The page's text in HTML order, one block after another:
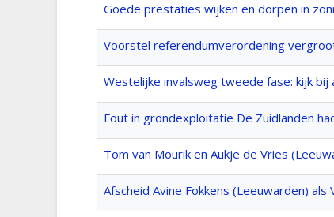
Goede prestaties wijken en dorpen in
Voorstel referendumverordening
Westelijke invalsweg tweede fase: kijk
Fout in grondexploitatie De Zuidlanden
Tom van Mourik en Aukje de Vries
Afscheid Avine Fokkens (Leeuwarden) als